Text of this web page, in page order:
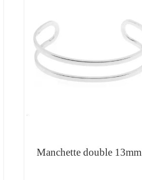
Manchette double 13mm